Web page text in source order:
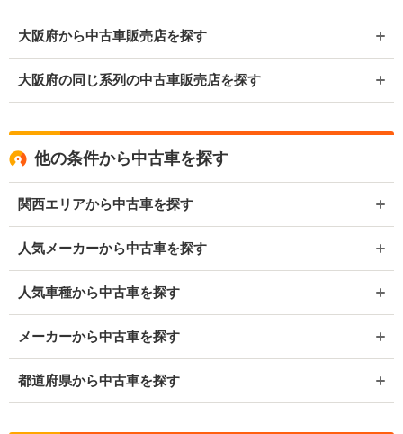
大阪府から中古車販売店を探す
大阪府の同じ系列の中古車販売店を探す
他の条件から中古車を探す
関西エリアから中古車を探す
人気メーカーから中古車を探す
人気車種から中古車を探す
メーカーから中古車を探す
都道府県から中古車を探す